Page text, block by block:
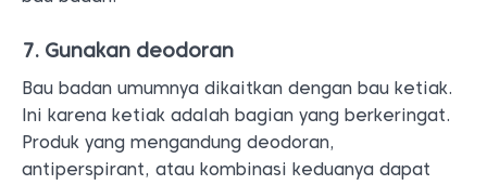
7. Gunakan deodoran
Bau badan umumnya dikaitkan dengan bau ketiak.
Ini karena ketiak adalah bagian yang berkeringat.
Produk yang mengandung deodoran,
antiperspirant, atau kombinasi keduanya dapat